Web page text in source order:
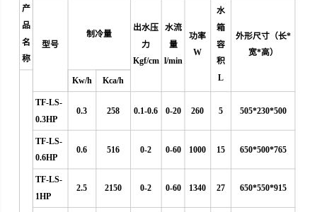
产
品
名
称
型号
制冷量
出水压
力
Kgf/cm
水流
量
l/min
功率
W
水
箱
容
积
L
外形尺寸（长*
宽*高）
Kw/h Kca/h
TF-LS-
0.3HP
0.3 258 0.1-0.6 0-20 260 5 505*230*500
TF-LS-
0.6HP
0.6 516 0-2 0-60 1000 15 650*500*765
TF-LS-
1HP
2.5 2150 0-2 0-60 1340 27 650*550*915